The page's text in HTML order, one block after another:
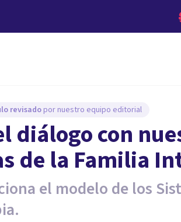
revisado por nuestro equipo editorial
diálogo con
de la Familia
el modelo de los